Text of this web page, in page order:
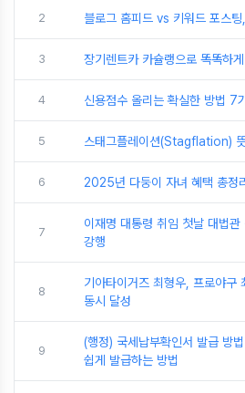
2 블로그 홈피드 vs 키워드 포스
3 장기렌트카 카슐랭으로 똑똑하게
4 신용점수 올리는 확실한 방법 7
5 스태그플레이션(Stagflation)
6 2025년 다둥이 자녀 혜택 총정
7
이재명 대통령 취임 첫날 대법
강행
8
기아타이거즈 최형우, 프로야
동시 달성
9
(행정) 국세납부확인서 발급 방
쉽게 발급하는 방법